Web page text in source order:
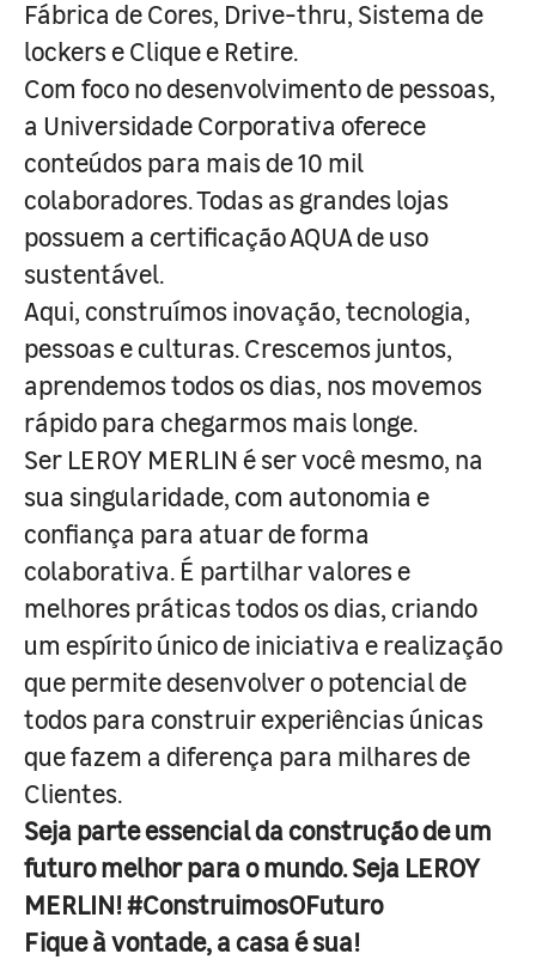
Fábrica de Cores, Drive-thru, Sistema de
lockers e Clique e Retire.
Com foco no desenvolvimento de pessoas,
a Universidade Corporativa oferece
conteúdos para mais de 10 mil
colaboradores. Todas as grandes lojas
possuem a certificação AQUA de uso
sustentável.
Aqui, construímos inovação, tecnologia,
pessoas e culturas. Crescemos juntos,
aprendemos todos os dias, nos movemos
rápido para chegarmos mais longe.
Ser LEROY MERLIN é ser você mesmo, na
sua singularidade, com autonomia e
confiança para atuar de forma
colaborativa. É partilhar valores e
melhores práticas todos os dias, criando
um espírito único de iniciativa e realização
que permite desenvolver o potencial de
todos para construir experiências únicas
que fazem a diferença para milhares de
Clientes.
Seja parte essencial da construção de um
futuro melhor para o mundo. Seja LEROY
MERLIN! #ConstruimosOFuturo
Fique à vontade, a casa é sua!